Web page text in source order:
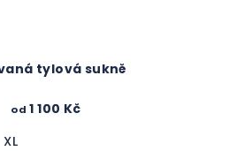
tylová sukně
od 1 100 Kč
XL